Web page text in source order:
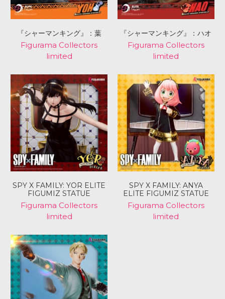
『シャーマンキング』：葉
Figurama Collectors
limited
『シャーマンキング』：ハオ
Figurama Collectors
limited
SPY X FAMILY: YOR ELITE
FIGUMIZ STATUE
Figurama Collectors
limited
SPY X FAMILY: ANYA
ELITE FIGUMIZ STATUE
Figurama Collectors
limited